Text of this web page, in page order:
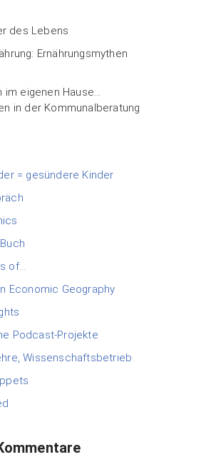
des Lebens
Ernährungsmythen
eigenen Hause…
in der Kommunalberatung
= gesündere Kinder
of…
Economic Geography
Podcast-Projekte
Wissenschaftsbetrieb